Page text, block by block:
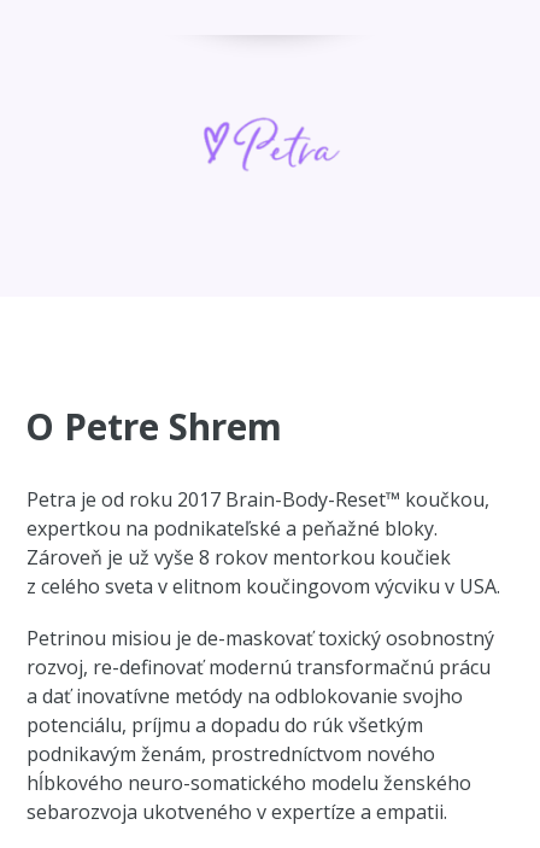
O Petre Shrem
Petra je od roku 2017 Brain-Body-Reset™ koučkou,
expertkou na podnikateľské a peňažné bloky.
Zároveň je už vyše 8 rokov mentorkou koučiek
z celého sveta v elitnom koučingovom výcviku v USA.
Petrinou misiou je de-maskovať toxický osobnostný
rozvoj, re-definovať modernú transformačnú prácu
a dať inovatívne metódy na odblokovanie svojho
potenciálu, príjmu a dopadu do rúk všetkým
podnikavým ženám, prostredníctvom nového
hĺbkového neuro-somatického modelu ženského
sebarozvoja ukotveného v expertíze a empatii.